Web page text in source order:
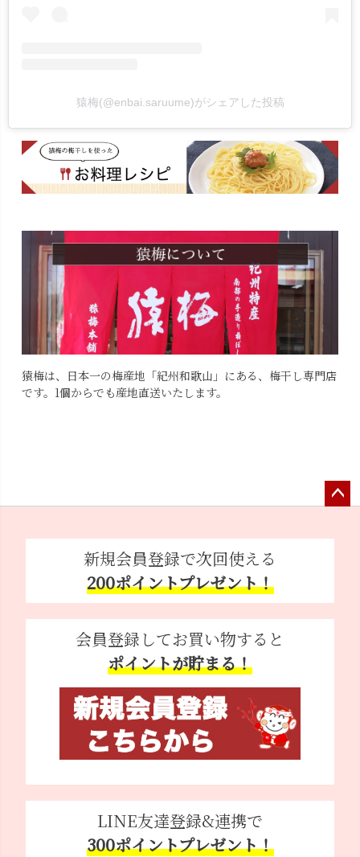
猿梅(@enbai.saruume)がシェアした投稿
猿梅は、日本一の梅産地「紀州和歌山」にある、梅干し専門店
です。1個からでも産地直送いたします。
新規会員登録で次回使える
200ポイントプレゼント！
会員登録してお買い物すると
ポイントが貯まる！
LINE友達登録&連携で
300ポイントプレゼント！